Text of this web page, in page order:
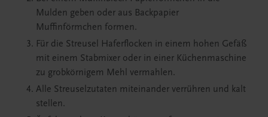
Mulden geben oder aus Backpapier
Muffinförmchen formen.
Für die Streusel Haferflocken in einem hohen Gefäß
mit einem Stabmixer oder in einer Küchenmaschine
zu grobkörnigem Mehl vermahlen.
Alle Streuselzutaten miteinander verrühren und kalt
stellen.